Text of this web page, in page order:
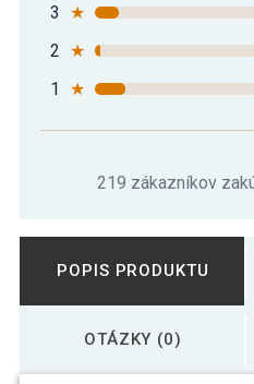
činka, 32,5 kg
činka, 37,5 kg
činka, 4 kg
Gorilla Sports
činka, 40 kg
3
★
2 ★
1
★
219 zákazníkov
POPIS PRODUKTU
OTÁZKY (0)